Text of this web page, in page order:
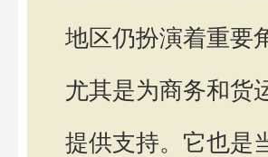
地区仍扮演着重要
尤其是为商务和货
提供支持。它也是